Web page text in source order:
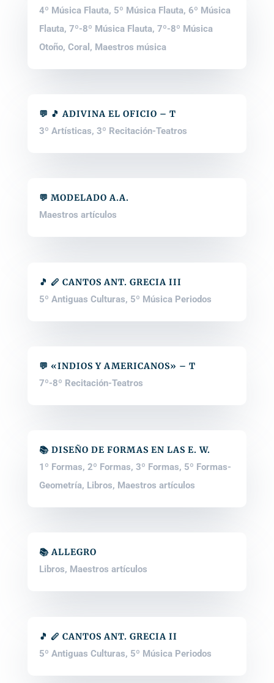
4º Música Flauta, 5º Música Flauta, 6º Música
Flauta, 7º-8º Música Flauta, 7º-8º Música
Otoño, Coral , Maestros música
💬 🎵 ADIVINA EL OFICIO – T
3º Artísticas, 3º Recitación-Teatros
💬 MODELADO A.A.
Maestros artículos
🎵 🪈 CANTOS ANT. GRECIA III
5º Antiguas Culturas, 5º Música Periodos
💬 «INDIOS Y AMERICANOS» – T
7º-8º Recitación-Teatros
📚 DISEÑO DE FORMAS EN LAS E. W.
1º Formas, 2º Formas, 3º Formas, 5º Formas-
Geometría, Libros, Maestros artículos
📚 ALLEGRO
Libros, Maestros artículos
🎵 🪈 CANTOS ANT. GRECIA II
5º Antiguas Culturas, 5º Música Periodos